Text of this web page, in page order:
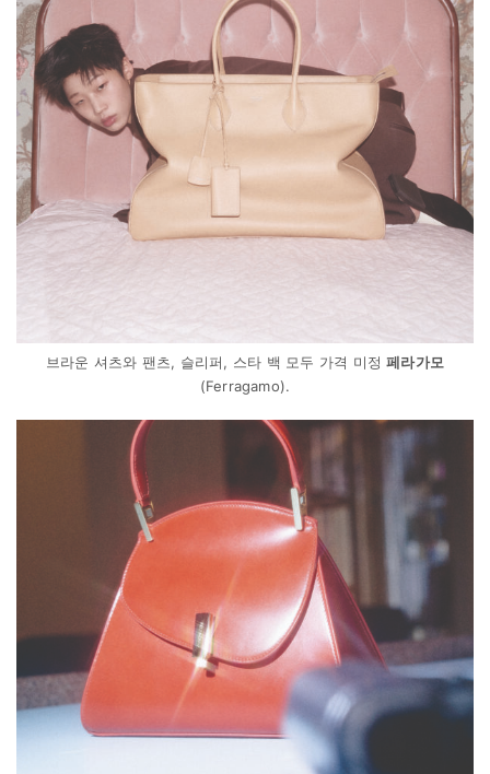
브라운 셔츠와 팬츠, 슬리퍼, 스타 백 모두 가격 미정페라가모
(Ferragamo).